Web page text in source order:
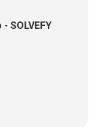
SOLVEFY